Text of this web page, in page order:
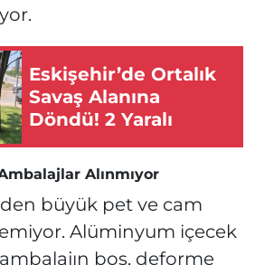
Eskişehir’de Ortalık
Savaş Alanına
Döndü! 2 Yaralı
Alınmıyor
büyük pet ve cam
Alüminyum içecek
boş, deforme